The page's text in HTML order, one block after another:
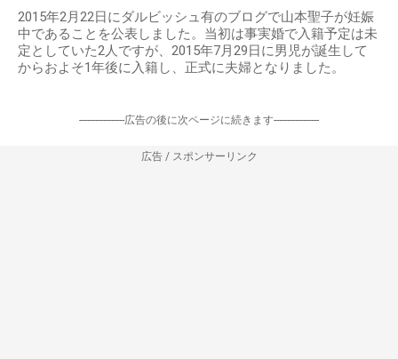
2015年2月22日にダルビッシュ有のブログで山本聖子が妊娠
中であることを公表しました。当初は事実婚で入籍予定は未
定としていた2人ですが、2015年7月29日に男児が誕生して
からおよそ1年後に入籍し、正式に夫婦となりました。
-----------------広告の後に次ページに続きます-----------------
広告 / スポンサーリンク